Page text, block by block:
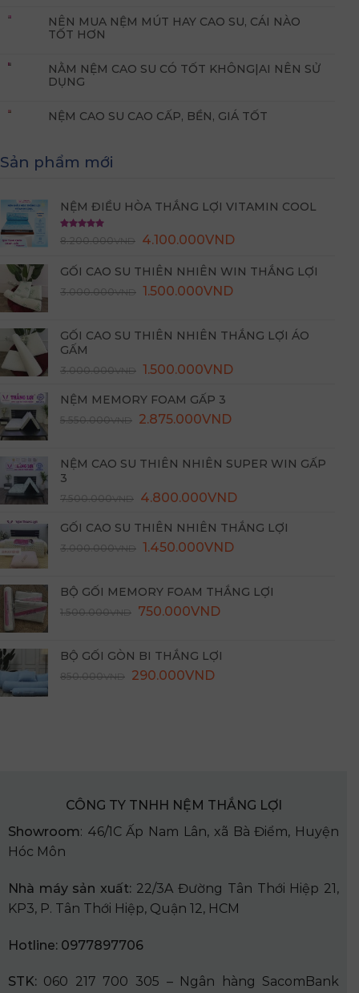
NÊN MUA NỆM MÚT HAY CAO SU, CÁI NÀO
TỐT HƠN
NẰM NỆM CAO SU CÓ TỐT KHÔNG|AI NÊN SỬ
DỤNG
NỆM CAO SU CAO CẤP, BỀN, GIÁ TỐT
Sản phẩm mới
NỆM ĐIỀU HÒA THẮNG LỢI VITAMIN COOL
hạng5.00
8.200.000VND 4.100.000VND
GỐI CAO SU THIÊN NHIÊN WIN THẮNG LỢI
3.000.000VND Giá
3.000.000VND.
1.500.000VNDGiá
là:
GỐI CAO SU THIÊN NHIÊN THẮNG LỢI ÁO
GẤM
3.000.000VND Giá
là:
3.000.000VND.
1.500.000VNDGiá
NỆM MEMORY FOAM GẤP 3
5.550.000VND 2.875.000VND
NỆM CAO SU THIÊN NHIÊN SUPER WIN GẤP
3
7.500.000VND 4.800.000VND
GỐI CAO SU THIÊN NHIÊN THẮNG LỢI
3.000.000VND Giá
3.000.000VND.
1.450.000VNDGiá
là:
BỘ GỐI MEMORY FOAM THẮNG LỢI
1.500.000VND Giá
1.500.000VND.
750.000VNDGiá
là:
BỘ GỐI GÒN BI THẮNG LỢI
850.000VND Giá
290.000VNDGiá
CÔNG TY TNHH NỆM THẮNG LỢI
Showroom: 46/1C Ấp Nam Lân, xã Bà Điểm, Huyện
Hóc Môn
Nhà máy sản xuất: 22/3A Đường Tân Thới Hiệp 21,
KP3, P. Tân Thới Hiệp, Quận 12, HCM
Hotline: 0977897706
STK:060 217 700 305 – Ngân hàng SacomBank